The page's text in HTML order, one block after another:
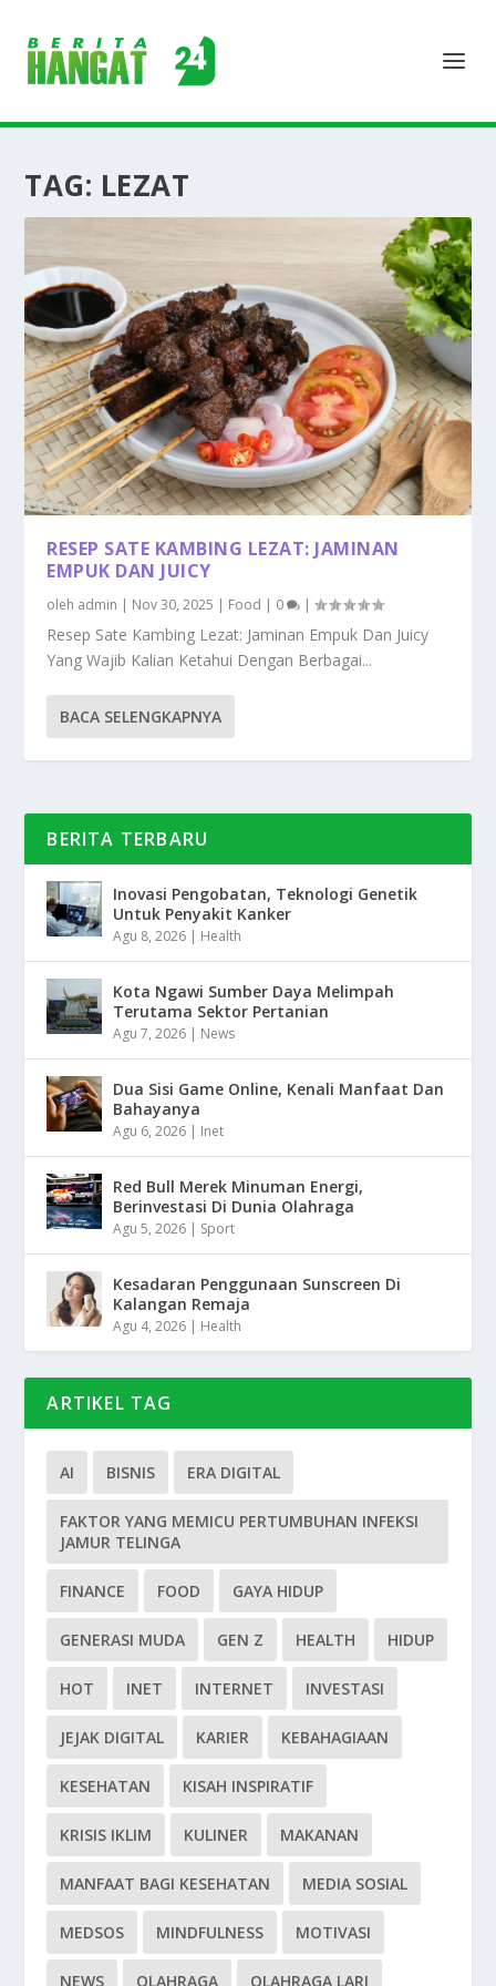
TAG: LEZAT
RESEP SATE KAMBING LEZAT: JAMINAN
EMPUK DAN JUICY
oleh admin | Nov 30, 2025 | Food | 0 |
Resep Sate Kambing Lezat: Jaminan Empuk Dan Juicy
Yang Wajib Kalian Ketahui Dengan Berbagai...
BACA SELENGKAPNYA
BERITA TERBARU
Inovasi Pengobatan, Teknologi Genetik
Untuk Penyakit Kanker
Agu 8, 2026 | Health
Kota Ngawi Sumber Daya Melimpah
Terutama Sektor Pertanian
Agu 7, 2026 | News
Dua Sisi Game Online, Kenali Manfaat Dan
Bahayanya
Agu 6, 2026 | Inet
Red Bull Merek Minuman Energi,
Berinvestasi Di Dunia Olahraga
Agu 5, 2026 | Sport
Kesadaran Penggunaan Sunscreen Di
Kalangan Remaja
Agu 4, 2026 | Health
ARTIKEL TAG
AI BISNIS ERA DIGITAL
FAKTOR YANG MEMICU PERTUMBUHAN INFEKSI
JAMUR TELINGA
FINANCE FOOD GAYA HIDUP
GENERASI MUDA GEN Z HEALTH HIDUP
HOT INET INTERNET INVESTASI
JEJAK DIGITAL KARIER KEBAHAGIAAN
KESEHATAN KISAH INSPIRATIF
KRISIS IKLIM KULINER MAKANAN
MANFAAT BAGI KESEHATAN MEDIA SOSIAL
MEDSOS MINDFULNESS MOTIVASI
NEWS OLAHRAGA OLAHRAGA LARI